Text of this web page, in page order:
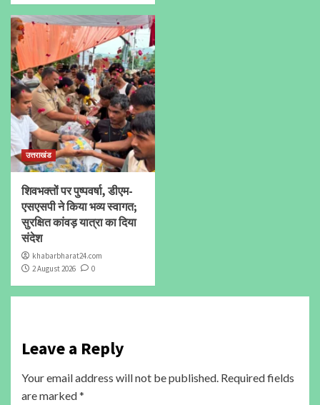
उत्तराखंड
शिवभक्तों पर पुष्पवर्षा, डीएम-
एसएसपी ने किया भव्य स्वागत;
सुरक्षित कांवड़ यात्रा का दिया
संदेश
khabarbharat24.com
2 August 2026
0
Leave a Reply
Your email address will not be published. Required fields
are marked*